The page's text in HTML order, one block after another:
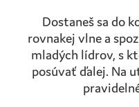
Dostaneš sa do
rovnakej vlne a
mladých lídrov, s
posúvať ďalej. Na